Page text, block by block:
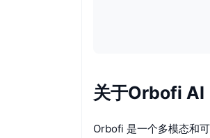
关于Orbofi AI
Orbofi 是一个多模态和